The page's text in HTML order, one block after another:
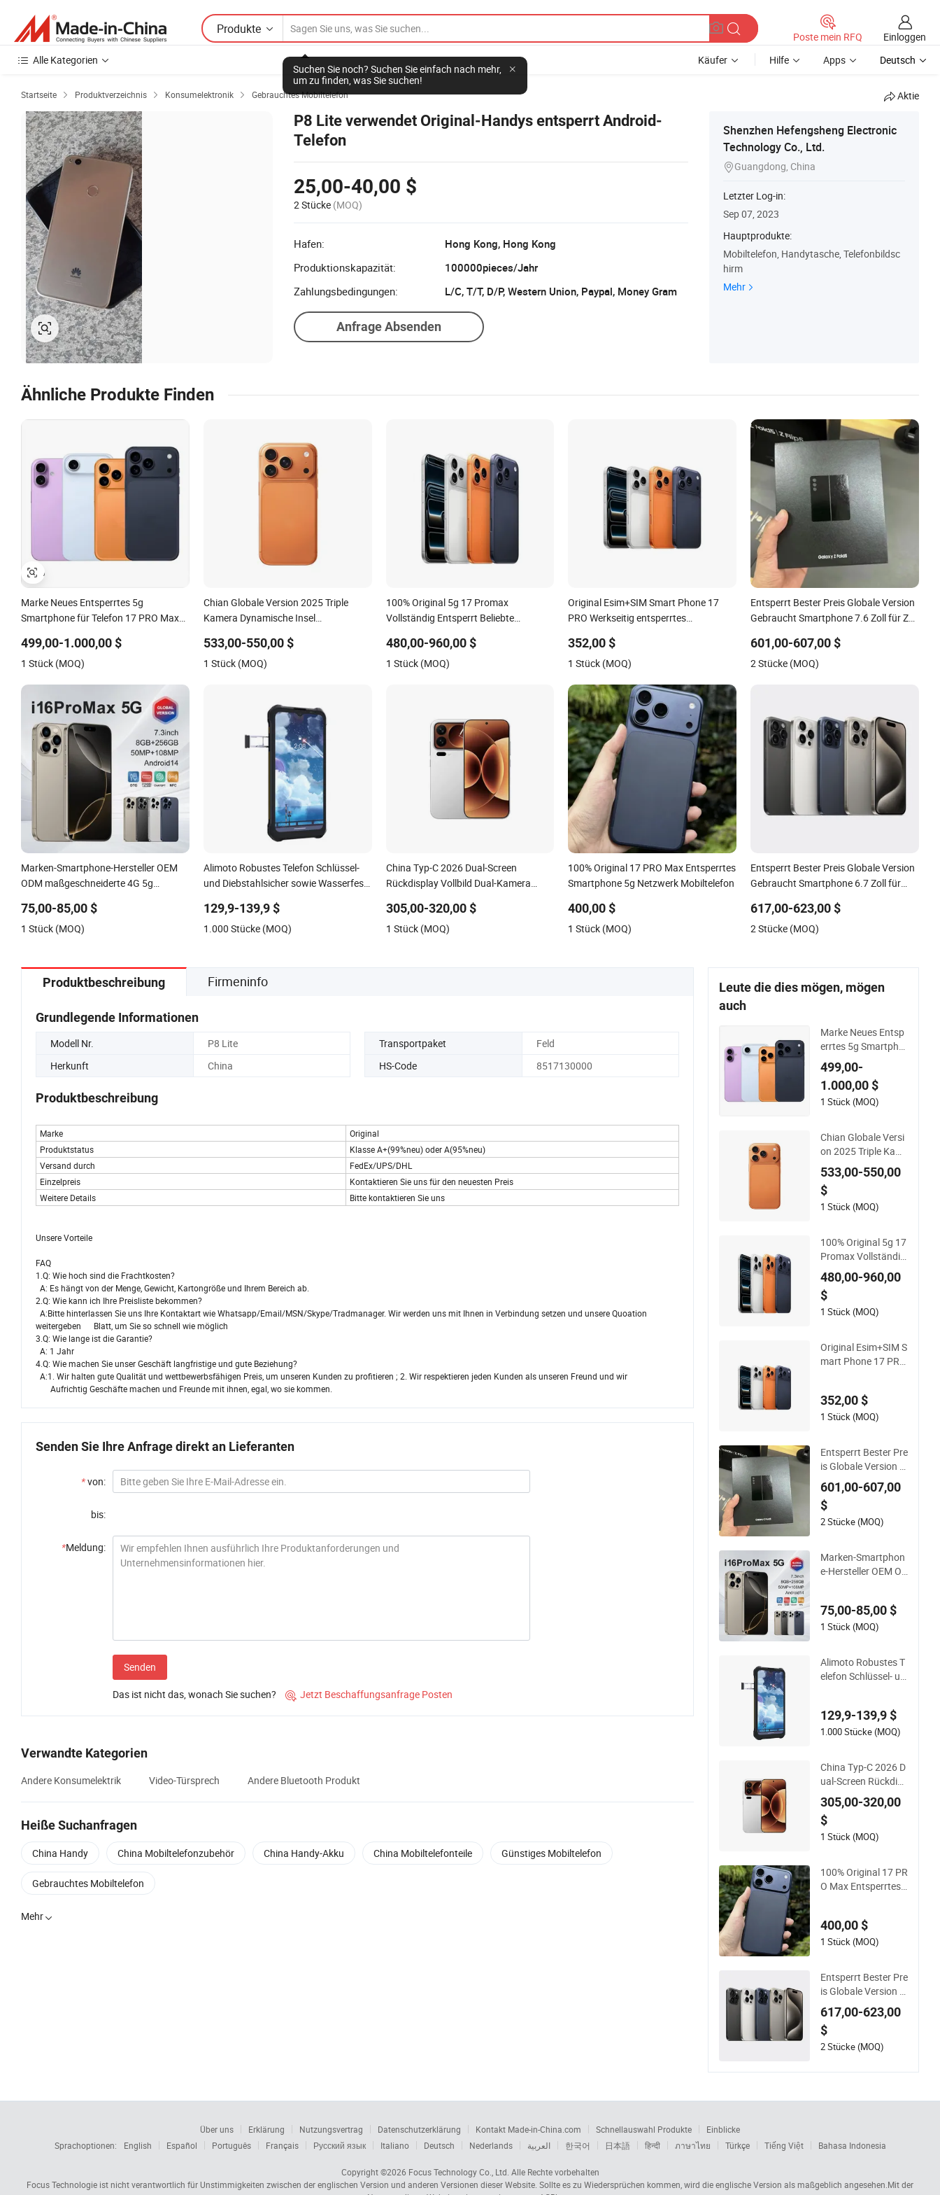
Produkte
Suchen Sie noch? Suchen Sie einfach nach mehr,
um zu finden, was Sie suchen!
Poste mein RFQ
Einloggen
Alle Kategorien
Käufer Hilfe Apps Deutsch
Startseite  Produktverzeichnis  Konsumelektronik  Gebrauchtes Mobiltelefon Aktie
P8 Lite verwendet Original-Handys entsperrt Android-
Telefon
25,00-40,00 $
2 Stücke (MOQ)
Hafen:
Hong Kong, Hong Kong
Produktionskapazität:
100000pieces/Jahr
Zahlungsbedingungen:
L/C, T/T, D/P, Western Union, Paypal, Money Gram
Anfrage Absenden
Shenzhen Hefengsheng Electronic
Technology Co., Ltd.
Guangdong, China
Letzter Log-in:
Sep 07, 2023
Hauptprodukte:
Mobiltelefon, Handytasche, Telefonbildsc
hirm
Mehr
Ähnliche Produkte Finden
Marke Neues Entsperrtes 5g
Smartphone für Telefon 17 PRO Max
499,00-1.000,00 $
1 Stück (MOQ)
Chian Globale Version 2025 Triple
Kamera Dynamische Insel
Smartphone 17 PRO Mobiltelefon
533,00-550,00 $
1 Stück (MOQ)
100% Original 5g 17 Promax
Vollständig Entsperrt Beliebte
480,00-960,00 $
1 Stück (MOQ)
Original Esim+SIM Smart Phone 17
PRO Werkseitig entsperrtes
352,00 $
1 Stück (MOQ)
Entsperrt Bester Preis Globale Version
Gebraucht Smartphone 7.6 Zoll für Z
601,00-607,00 $
2 Stücke (MOQ)
Marken-Smartphone-Hersteller OEM
ODM maßgeschneiderte 4G 5g
Unternehmen
75,00-85,00 $
1 Stück (MOQ)
Alimoto Robustes Telefon Schlüssel-
und Diebstahlsicher sowie Wasserfest
129,9-139,9 $
1.000 Stücke (MOQ)
China Typ-C 2026 Dual-Screen
Rückdisplay Vollbild Dual-Kamera
Mobiltelefon
305,00-320,00 $
1 Stück (MOQ)
100% Original 17 PRO Max Entsperrtes
Smartphone 5g Netzwerk Mobiltelefon
400,00 $
1 Stück (MOQ)
Entsperrt Bester Preis Globale Version
Gebraucht Smartphone 6.7 Zoll für
Mobiltelefon
617,00-623,00 $
2 Stücke (MOQ)
Produktbeschreibung Firmeninfo
Grundlegende Informationen
Modell Nr. P8 Lite Transportpaket
Feld
Herkunft
China HS-Code 8517130000
Produktbeschreibung
Marke
Original
Produktstatus
Klasse A+(99%neu) oder A(95%neu)
Versand durch
FedEx/UPS/DHL
Einzelpreis
Kontaktieren Sie uns für den neuesten Preis
Weitere Details
Bitte kontaktieren Sie uns
Unsere Vorteile
FAQ
1.Q: Wie hoch sind die Frachtkosten?
A: Es hängt von der Menge, Gewicht, Kartongröße und Ihrem Bereich ab.
2.Q: Wie kann ich Ihre Preisliste bekommen?
A:Bitte hinterlassen Sie uns Ihre Kontaktart wie Whatsapp/Email/MSN/Skype/Tradmanager. Wir werden uns mit Ihnen in Verbindung setzen und unsere Quoation
weitergeben Blatt, um Sie so schnell wie möglich
3.Q: Wie lange ist die Garantie?
A: 1 Jahr
4.Q: Wie machen Sie unser Geschäft langfristige und gute Beziehung?
A:1. Wir halten gute Qualität und wettbewerbsfähigen Preis, um unseren Kunden zu profitieren ; 2. Wir respektieren jeden Kunden als unseren Freund und wir
Aufrichtig Geschäfte machen und Freunde mit ihnen, egal, wo sie kommen.
Senden Sie Ihre Anfrage direkt an Lieferanten
*von:
bis:
*Meldung:
Senden
Das ist nicht das, wonach Sie suchen?  Jetzt Beschaffungsanfrage Posten
Verwandte Kategorien
Andere Konsumelektrik Video-Türsprech Andere Bluetooth Produkt
Heiße Suchanfragen
China Handy China Mobiltelefonzubehör China Handy-Akku China Mobiltelefonteile Günstiges Mobiltelefon
Gebrauchtes Mobiltelefon
Mehr
Leute die dies mögen, mögen
auch
Marke Neues Entsp
errtes 5g Smartpho
ne für Telefon 17 PR
O Max 17 Air 17 PR
O
499,00-
1.000,00 $
1 Stück (MOQ)
Chian Globale Versi
on 2025 Triple Kam
era Dynamische Ins
el Titanrahmen 5g V
ollbild Entsperrtes S
martphone 17 PRO
533,00-550,00
$
1 Stück (MOQ)
100% Original 5g 17
Promax Vollständig
Entsperrt Beliebte M
obiltelefone Großha
ndel Smartphone
480,00-960,00
$
1 Stück (MOQ)
Original Esim+SIM S
mart Phone 17 PRO
martphone
352,00 $
1 Stück (MOQ)
Entsperrt Bester Pre
is Globale Version G
ebraucht Smartpho
ne 7.6 Zoll für Z Fold
5 5g Handy
601,00-607,00
$
2 Stücke (MOQ)
Marken-Smartphon
e-Hersteller OEM OD
ne für Regierung un
d Unternehmen
75,00-85,00 $
1 Stück (MOQ)
Alimoto Robustes T
elefon Schlüssel- un
Smartphone
129,9-139,9 $
1.000 Stücke (MOQ)
China Typ-C 2026 D
ual-Screen Rückdisp
lay Vollbild Dual-Ka
mera 128GB Entspe
rrtes Smart 17PRO
Mobiltelefon
305,00-320,00
$
1 Stück (MOQ)
100% Original 17 PR
O Max Entsperrtes
400,00 $
1 Stück (MOQ)
Entsperrt Bester Pre
is Globale Version G
ebraucht Smartpho
ne 6.7 Zoll für IP15
PRO Max Handy En
tsperrtes Mobiltelef
617,00-623,00
$
2 Stücke (MOQ)
Über uns Erklärung Nutzungsvertrag Datenschutzerklärung Kontakt Made-in-China.com Schnellauswahl Produkte
Einblicke
Sprachoptionen:
English Español Português Français Русский язык Italiano Deutsch Nederlands العربية 한국어 日本語 हिन्दी ภาษาไทย Türkçe Tiếng Việt Bahasa Indonesia
Copyright ©2026 Focus Technology Co., Ltd. Alle Rechte vorbehalten
Focus Technologie ist nicht verantwortlich für Unstimmigkeiten zwischen der englischen Version und anderen Versionen dieser Website. Sollte es zu Wiedersprüchen kommen, wird die englische Version als maßgeblich angesehen.Mit der